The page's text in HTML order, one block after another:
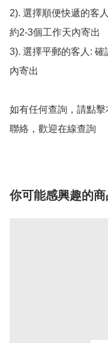
2). 選擇順便快遞的客
約2-3個工作天內寄出
3). 選擇平郵的客人:
內寄出
如有任何查詢，請點
聯絡，歡迎在線查詢
你可能感興趣的商